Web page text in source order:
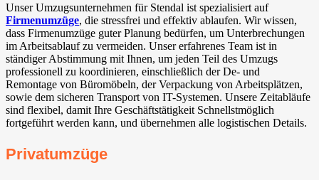
Unser Umzugsunternehmen für Stendal ist spezialisiert auf
Firmenumzüge, die stressfrei und effektiv ablaufen. Wir wissen,
dass Firmenumzüge guter Planung bedürfen, um Unterbrechungen
im Arbeitsablauf zu vermeiden. Unser erfahrenes Team ist in
ständiger Abstimmung mit Ihnen, um jeden Teil des Umzugs
professionell zu koordinieren, einschließlich der De- und
Remontage von Büromöbeln, der Verpackung von Arbeitsplätzen,
sowie dem sicheren Transport von IT-Systemen. Unsere Zeitabläufe
sind flexibel, damit Ihre Geschäftstätigkeit Schnellstmöglich
fortgeführt werden kann, und übernehmen alle logistischen Details.
Privatumzüge